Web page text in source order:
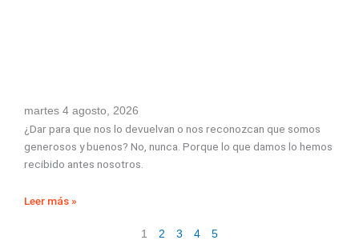
martes 4 agosto, 2026
¿Dar para que nos lo devuelvan o nos reconozcan que somos
generosos y buenos? No, nunca. Porque lo que damos lo hemos
recibido antes nosotros.
Leer más »
1 2 3 4 5